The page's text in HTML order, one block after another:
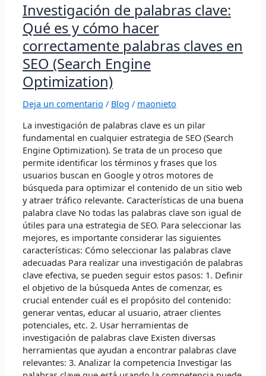
Investigación de palabras clave:
Qué es y cómo hacer
correctamente palabras claves en
SEO (Search Engine
Optimization)
Deja un comentario / Blog / maonieto
La investigación de palabras clave es un pilar
fundamental en cualquier estrategia de SEO (Search
Engine Optimization). Se trata de un proceso que
permite identificar los términos y frases que los
usuarios buscan en Google y otros motores de
búsqueda para optimizar el contenido de un sitio web
y atraer tráfico relevante. Características de una buena
palabra clave No todas las palabras clave son igual de
útiles para una estrategia de SEO. Para seleccionar las
mejores, es importante considerar las siguientes
características: Cómo seleccionar las palabras clave
adecuadas Para realizar una investigación de palabras
clave efectiva, se pueden seguir estos pasos: 1. Definir
el objetivo de la búsqueda Antes de comenzar, es
crucial entender cuál es el propósito del contenido:
generar ventas, educar al usuario, atraer clientes
potenciales, etc. 2. Usar herramientas de
investigación de palabras clave Existen diversas
herramientas que ayudan a encontrar palabras clave
relevantes: 3. Analizar la competencia Investigar las
Investigación
de
palabras
clave:
Qué
es
y
cómo
hacer
correctamente
palabras
claves
en
SEO
(Search
Engine
Optimization)